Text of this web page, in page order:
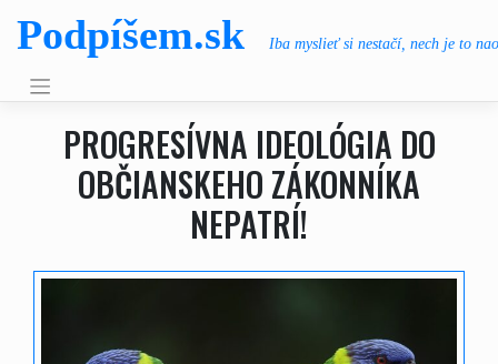
content
Podpíšem.sk Iba myslieť si nestačí, nech je to
PROGRESÍVNA IDEOLÓGIA DO
OBČIANSKEHO ZÁKONNÍKA
NEPATRÍ!